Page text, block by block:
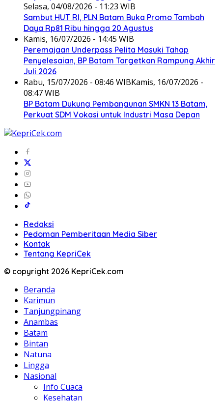
Selasa, 04/08/2026 - 11:23 WIB
Sambut HUT RI, PLN Batam Buka Promo Tambah
Daya Rp81 Ribu hingga 20 Agustus
Kamis, 16/07/2026 - 14:45 WIB
Peremajaan Underpass Pelita Masuki Tahap
Penyelesaian, BP Batam Targetkan Rampung Akhir
Juli 2026
Rabu, 15/07/2026 - 08:46 WIBKamis, 16/07/2026 -
08:47 WIB
BP Batam Dukung Pembangunan SMKN 13 Batam,
Perkuat SDM Vokasi untuk Industri Masa Depan
Redaksi
Pedoman Pemberitaan Media Siber
Kontak
Tentang KepriCek
© copyright 2026 KepriCek.com
Beranda
Karimun
Tanjungpinang
Anambas
Batam
Bintan
Natuna
Lingga
Nasional
Info Cuaca
Kesehatan